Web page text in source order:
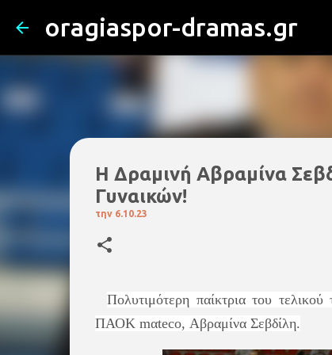
oragiaspor-dramas.gr
H Δραμινή Αβραμίνα
Γυναικών!
την 6.10.23
Πολυτιμότερη παίκτρια του
ΠΑΟΚ mαteco, Αβραμίνα Σεβδίλη.